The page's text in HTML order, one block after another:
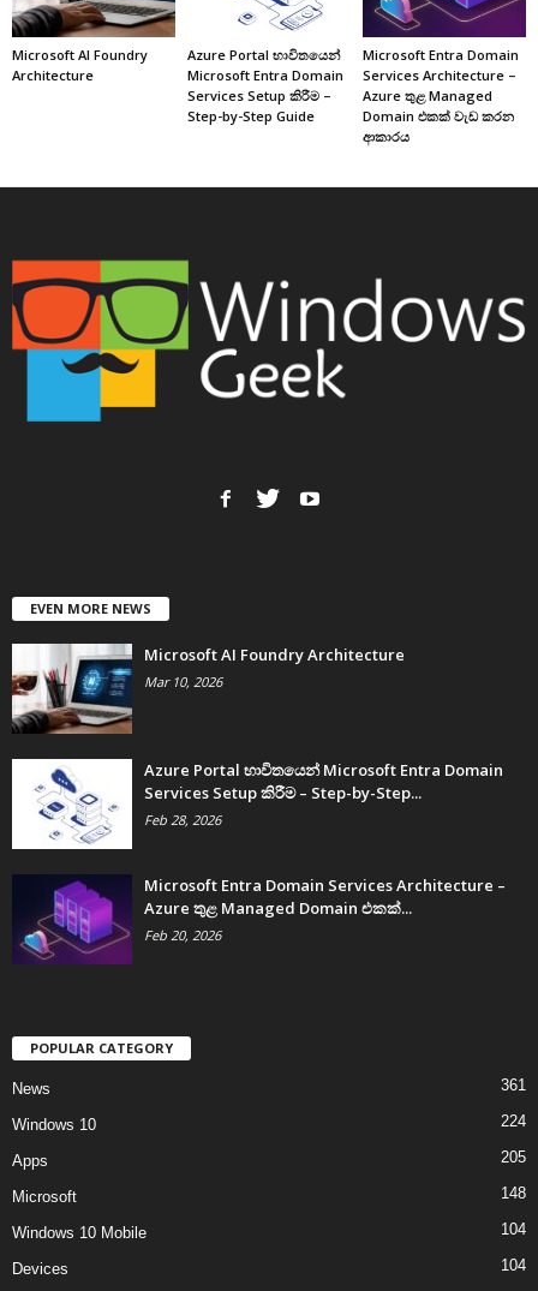
Microsoft AI Foundry
Architecture
Azure Portal භාවිතයෙන්
Microsoft Entra Domain
Services Setup කිරීම –
Step-by-Step Guide
Microsoft Entra Domain
Services Architecture –
Azure තුළ Managed
Domain එකක් වැඩ කරන
ආකාරය
EVEN MORE NEWS
Microsoft AI Foundry Architecture
Mar 10, 2026
Azure Portal භාවිතයෙන් Microsoft Entra Domain
Services Setup කිරීම – Step-by-Step...
Feb 28, 2026
Microsoft Entra Domain Services Architecture –
Azure තුළ Managed Domain එකක්...
Feb 20, 2026
POPULAR CATEGORY
News 361
Windows 10 224
Apps 205
Microsoft 148
Windows 10 Mobile 104
Devices 104